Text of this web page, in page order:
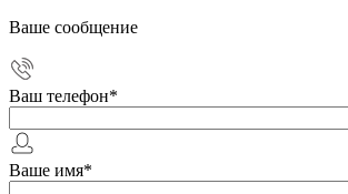
Ваше сообщение
Ваш телефон*
Ваше имя*